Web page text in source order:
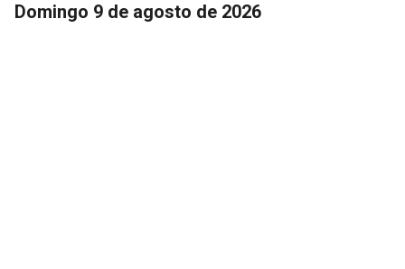
Domingo 9 de agosto de 2026